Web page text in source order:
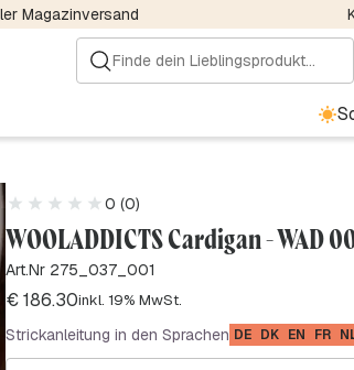
Magazinversand
0 (0)
WOOLADDICTS Cardigan - WAD
Art.Nr 275_037_001
€186.30inkl. 19% MwSt.
Strickanleitung in den Sprachen DE DK EN FR